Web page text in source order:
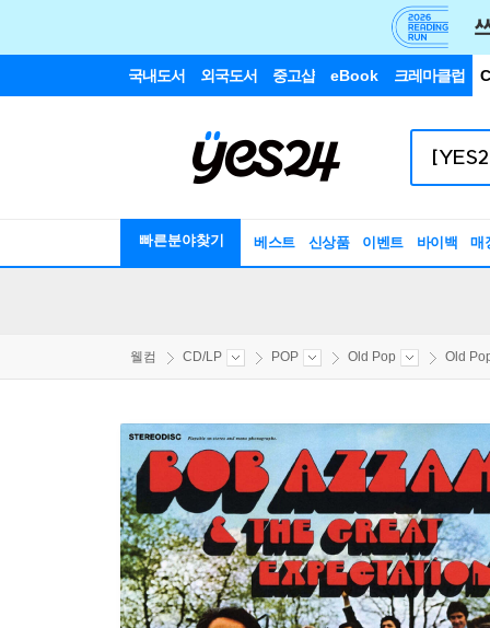
국내도서 외국도서 중고샵 eBook 크레마클럽
빠른분야찾기 베스트 신상품 이벤트 바이백 매
웰컴 CD/LP POP Old Pop Old